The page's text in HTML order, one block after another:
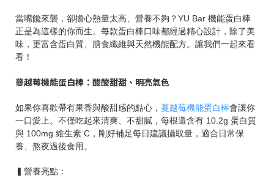
當嘴饞來襲，卻擔心熱量太高、營養不夠？YU Bar 機能蛋白棒
正是為這樣的你而生。每款蛋白棒口味都經過精心設計，除了美
味，更富含蛋白質、膳食纖維與天然機能配方。讓我們一起來看
看！
蔓越莓機能蛋白棒：酸酸甜甜、明亮氣色
如果你喜歡帶有果香與酸甜感的點心， 蔓越莓機能蛋白棒會讓你
一口愛上。不僅吃起來清爽、不甜膩，每根還含有 10.2g 蛋白質
與 100mg 維生素 C，剛好補足每日建議攝取量，適合日常保
養、熬夜過後食用。
▍營養亮點：